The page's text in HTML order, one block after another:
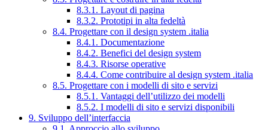
8.3.1. Layout di pagina
8.3.2. Prototipi in alta fedeltà
8.4. Progettare con il design system .italia
8.4.1. Documentazione
8.4.2. Benefici del design system
8.4.3. Risorse operative
8.4.4. Come contribuire al design system .italia
8.5. Progettare con i modelli di sito e servizi
8.5.1. Vantaggi dell’utilizzo dei modelli
8.5.2. I modelli di sito e servizi disponibili
9. Sviluppo dell’interfaccia